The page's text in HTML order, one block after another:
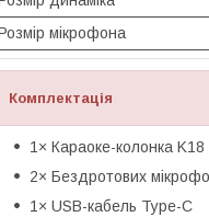
мікрофона
Комплектація
1× Караоке-колонка K18
2× Бездротових
1× USB-кабель Type-C